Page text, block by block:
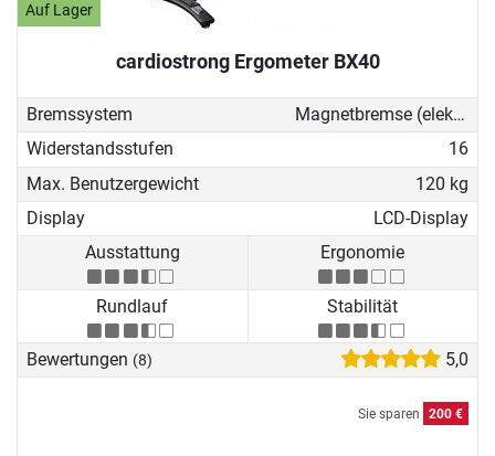
Auf Lager
cardiostrong Ergometer BX40
Bremssystem
Magnetbremse (elektronisch)
Widerstandsstufen
16
Max. Benutzergewicht
120 kg
Display
LCD-Display
Ausstattung
Ergonomie
Rundlauf Stabilität
Bewertungen (8) 5,0
Sie sparen 200 €